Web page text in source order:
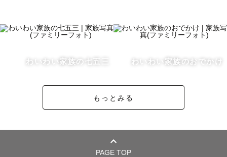
ぜひ、皆様の大切な瞬間を切り取り形に残すお手伝いをさ
💠社内上位10％TOPカメラマン
7月中はお試し価格になっています。
わいわい家族の七五三 わいわい家族のおでかけ
もっとみる
PAGE TOP